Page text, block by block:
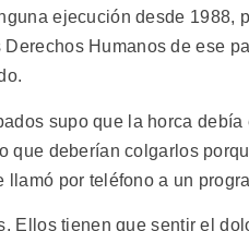
ejecución desde 1988,
Humanos de ese
supo que la horca
que deberían colgarlos
por teléfono a un
Ellos tienen que sentir el